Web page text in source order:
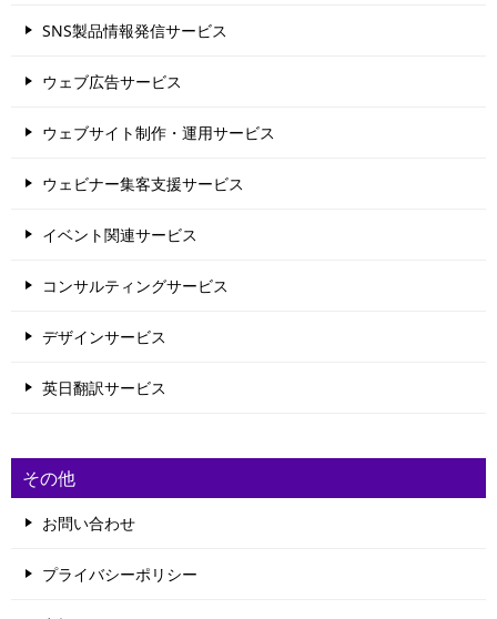
SNS製品情報発信サービス
ウェブ広告サービス
ウェブサイト制作・運用サービス
ウェビナー集客支援サービス
イベント関連サービス
コンサルティングサービス
デザインサービス
英日翻訳サービス
その他
お問い合わせ
プライバシーポリシー